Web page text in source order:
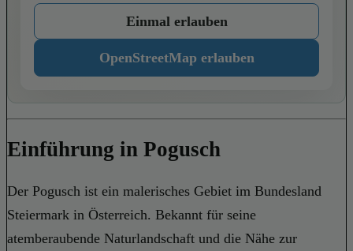
Einmal erlauben
OpenStreetMap erlauben
Einführung in Pogusch
Der Pogusch ist ein malerisches Gebiet im Bundesland
Steiermark in Österreich. Bekannt für seine
atemberaubende Naturlandschaft und die Nähe zur